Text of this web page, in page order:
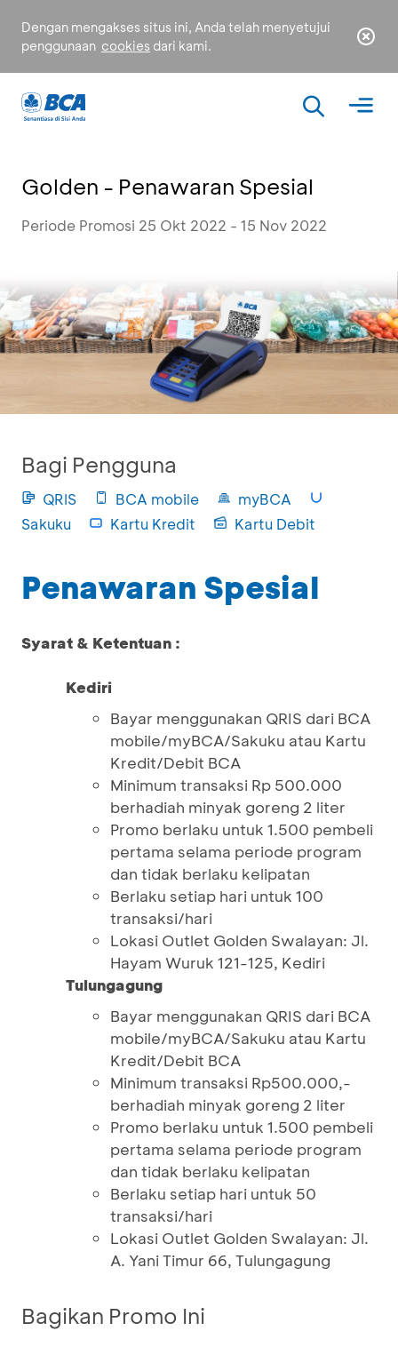
Dengan mengakses situs ini, Anda telah menyetujui
penggunaan cookies dari kami.
Golden - Penawaran Spesial
Periode Promosi 25 Okt 2022 - 15 Nov 2022
Bagi Pengguna
QRIS BCA mobile
myBCA
Sakuku
Kartu Kredit Kartu Debit
Penawaran Spesial
Syarat & Ketentuan :
Kediri
Bayar menggunakan QRIS dari BCA
mobile/myBCA/Sakuku atau Kartu
Kredit/Debit BCA
Minimum transaksi Rp 500.000
berhadiah minyak goreng 2 liter
Promo berlaku untuk 1.500 pembeli
pertama selama periode program
dan tidak berlaku kelipatan
Berlaku setiap hari untuk 100
transaksi/hari
Lokasi Outlet Golden Swalayan: Jl.
Hayam Wuruk 121-125, Kediri
Tulungagung
Bayar menggunakan QRIS dari BCA
mobile/myBCA/Sakuku atau Kartu
Kredit/Debit BCA
Minimum transaksi Rp500.000,-
berhadiah minyak goreng 2 liter
Promo berlaku untuk 1.500 pembeli
pertama selama periode program
dan tidak berlaku kelipatan
Berlaku setiap hari untuk 50
transaksi/hari
Lokasi Outlet Golden Swalayan: Jl.
A. Yani Timur 66, Tulungagung
Bagikan Promo Ini